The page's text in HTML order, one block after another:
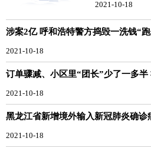
2021-10-18
涉案2亿 呼和浩特警方捣毁一洗钱“
2021-10-18
订单骤减、小区里“团长”少了一多半
2021-10-18
黑龙江省新增境外输入新冠肺炎确诊
2021-10-18